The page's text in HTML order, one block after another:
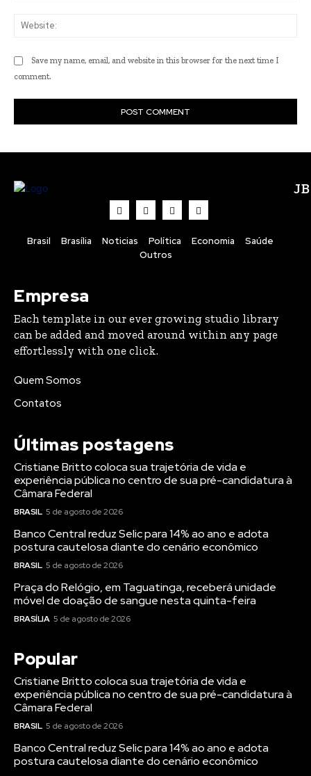
Save my name, email, and website in this browser for the next time I
comment.
Brasil Brasília Noticias Política Economia
Saúde
Outros
Empresa
Each template in our ever growing studio library
can be added and moved around within any page
effortlessly with one click.
Quem Somos
Contatos
Últimas postagens
Cristiane Britto coloca sua trajetória de vida e
experiência pública no centro de sua pré-candidatura à
Câmara Federal
BRASIL 5 de agosto de 2026
Banco Central reduz Selic para 14% ao ano e adota
postura cautelosa diante do cenário econômico
BRASIL 5 de agosto de 2026
Praça do Relógio, em Taguatinga, receberá unidade
móvel de doação de sangue nesta quinta-feira
BRASÍLIA 5 de agosto de 2026
Popular
Cristiane Britto coloca sua trajetória de vida e
experiência pública no centro de sua pré-candidatura à
Câmara Federal
BRASIL 5 de agosto de 2026
Banco Central reduz Selic para 14% ao ano e adota
postura cautelosa diante do cenário econômico